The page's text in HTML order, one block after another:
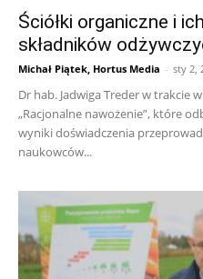
Ściółki organiczne i
składników
Michał Piątek, Hortus Media - sty 2,
Dr hab. Jadwiga Treder w trakcie
„Racjonalne nawożenie”, które
wyniki doświadczenia
naukowców...